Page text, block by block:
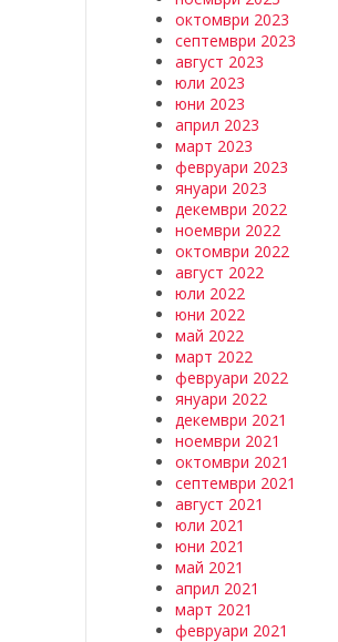
октомври 2023
септември 2023
август 2023
юли 2023
юни 2023
април 2023
март 2023
февруари 2023
януари 2023
декември 2022
ноември 2022
октомври 2022
август 2022
юли 2022
юни 2022
май 2022
март 2022
февруари 2022
януари 2022
декември 2021
ноември 2021
октомври 2021
септември 2021
август 2021
юли 2021
юни 2021
май 2021
април 2021
март 2021
февруари 2021